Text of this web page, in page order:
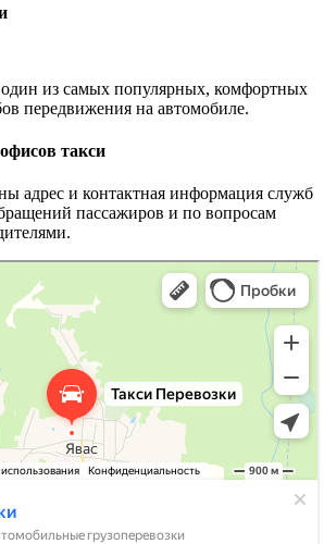
из самых популярных, комфортных
передвижения на автомобиле.
такси
адрес и контактная информация служб
пассажиров и по вопросам